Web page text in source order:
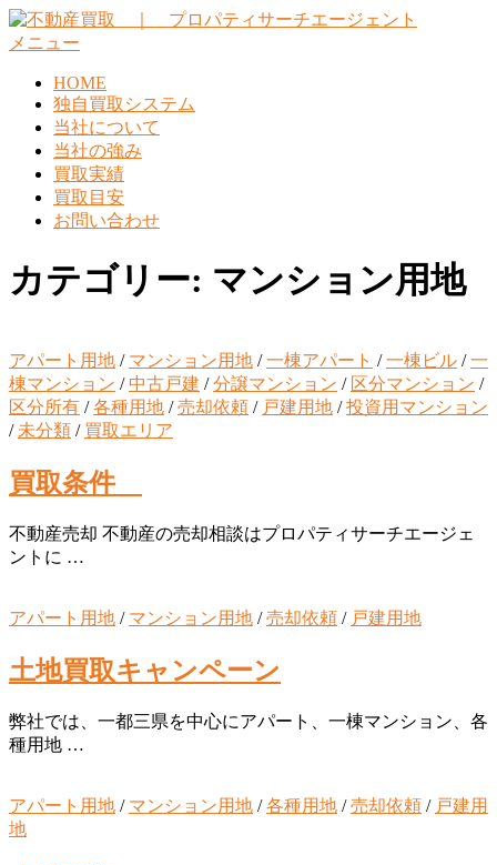
コ
ン
メニュー
HOME
独自買取システム
当社について
当社の強み
買取実績
買取目安
お問い合わせ
カテゴリー: マンション用地
アパート用地 / マンション用地 /一棟アパート /一棟ビル /一
棟マンション /中古戸建 /分譲マンション / 区分マンション /
区分所有 /各種用地 /売却依頼 / 戸建用地 /投資用マンション
/ 未分類 / 買取エリア
買取条件
不動産売却 不動産の売却相談はプロパティサーチエージェ
ントに …
アパート用地 / マンション用地 /売却依頼 / 戸建用地
土地買取キャンペーン
弊社では、一都三県を中心にアパート、一棟マンション、各
種用地 …
アパート用地 / マンション用地 /各種用地 /売却依頼 / 戸建用
地